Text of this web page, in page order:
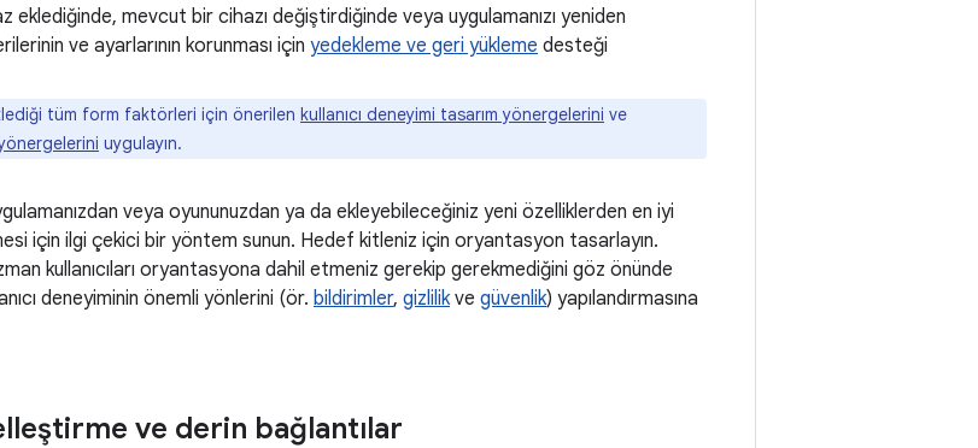
eklediğinde, mevcut bir cihazı değiştirdiğinde veya uygulamanızı yeniden
ve ayarlarının korunması için yedekleme ve geri yükleme desteği
tüm form faktörleri için önerilen kullanıcı deneyimi tasarım yönergelerini ve
uygulayın.
veya oyununuzdan ya da ekleyebileceğiniz yeni özelliklerden en iyi
için ilgi çekici bir yöntem sunun. Hedef kitleniz için oryantasyon tasarlayın.
kullanıcıları oryantasyona dahil etmeniz gerekip gerekmediğini göz önünde
deneyiminin önemli yönlerini (ör. bildirimler, gizlilikve güvenlik) yapılandırmasına
ve derin bağlantılar